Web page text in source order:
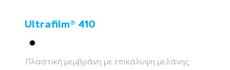
Ultrafilm® 410
Πλαστική μεμβράνη με επικάλυψη μελάνης